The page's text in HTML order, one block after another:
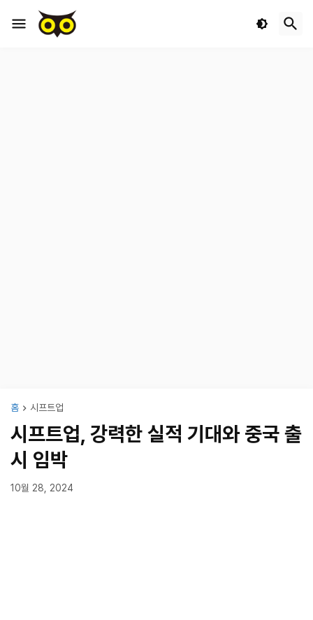
홈 시프트업
시프트업, 강력한 실적 기대와 중국 출
시 임박
10월 28, 2024